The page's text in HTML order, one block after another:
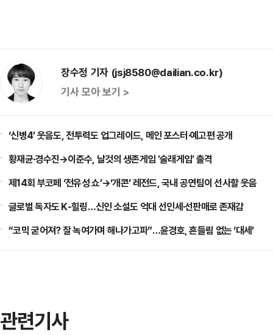
장수정 기자 (jsj8580@dailian.co.kr)
기사 모아 보기 >
‘신병4’ 웃음도, 전투력도 업그레이드, 메인 포스터·예고편 공개
황재균·경수진→이준수, 날것의 생존게임 '술래게임' 출격
제14회 부코페 ‘전유성 쇼’→‘개콘’ 레전드, 국내 공연팀이 선사할 웃음
글로벌 독자도 K-힐링…신인 소설도 억대 선인세·선판매로 존재감
“코믹 굳어져? 잘 녹여가며 해나가고파”…윤경호, 흔들림 없는 ‘대세’
관련기사